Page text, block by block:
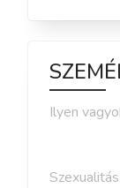
Ilyen
Szexualitás